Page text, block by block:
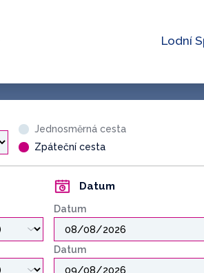
Lodní
Jednosměrná cesta
Zpáteční cesta
Datum
Datum
Datum